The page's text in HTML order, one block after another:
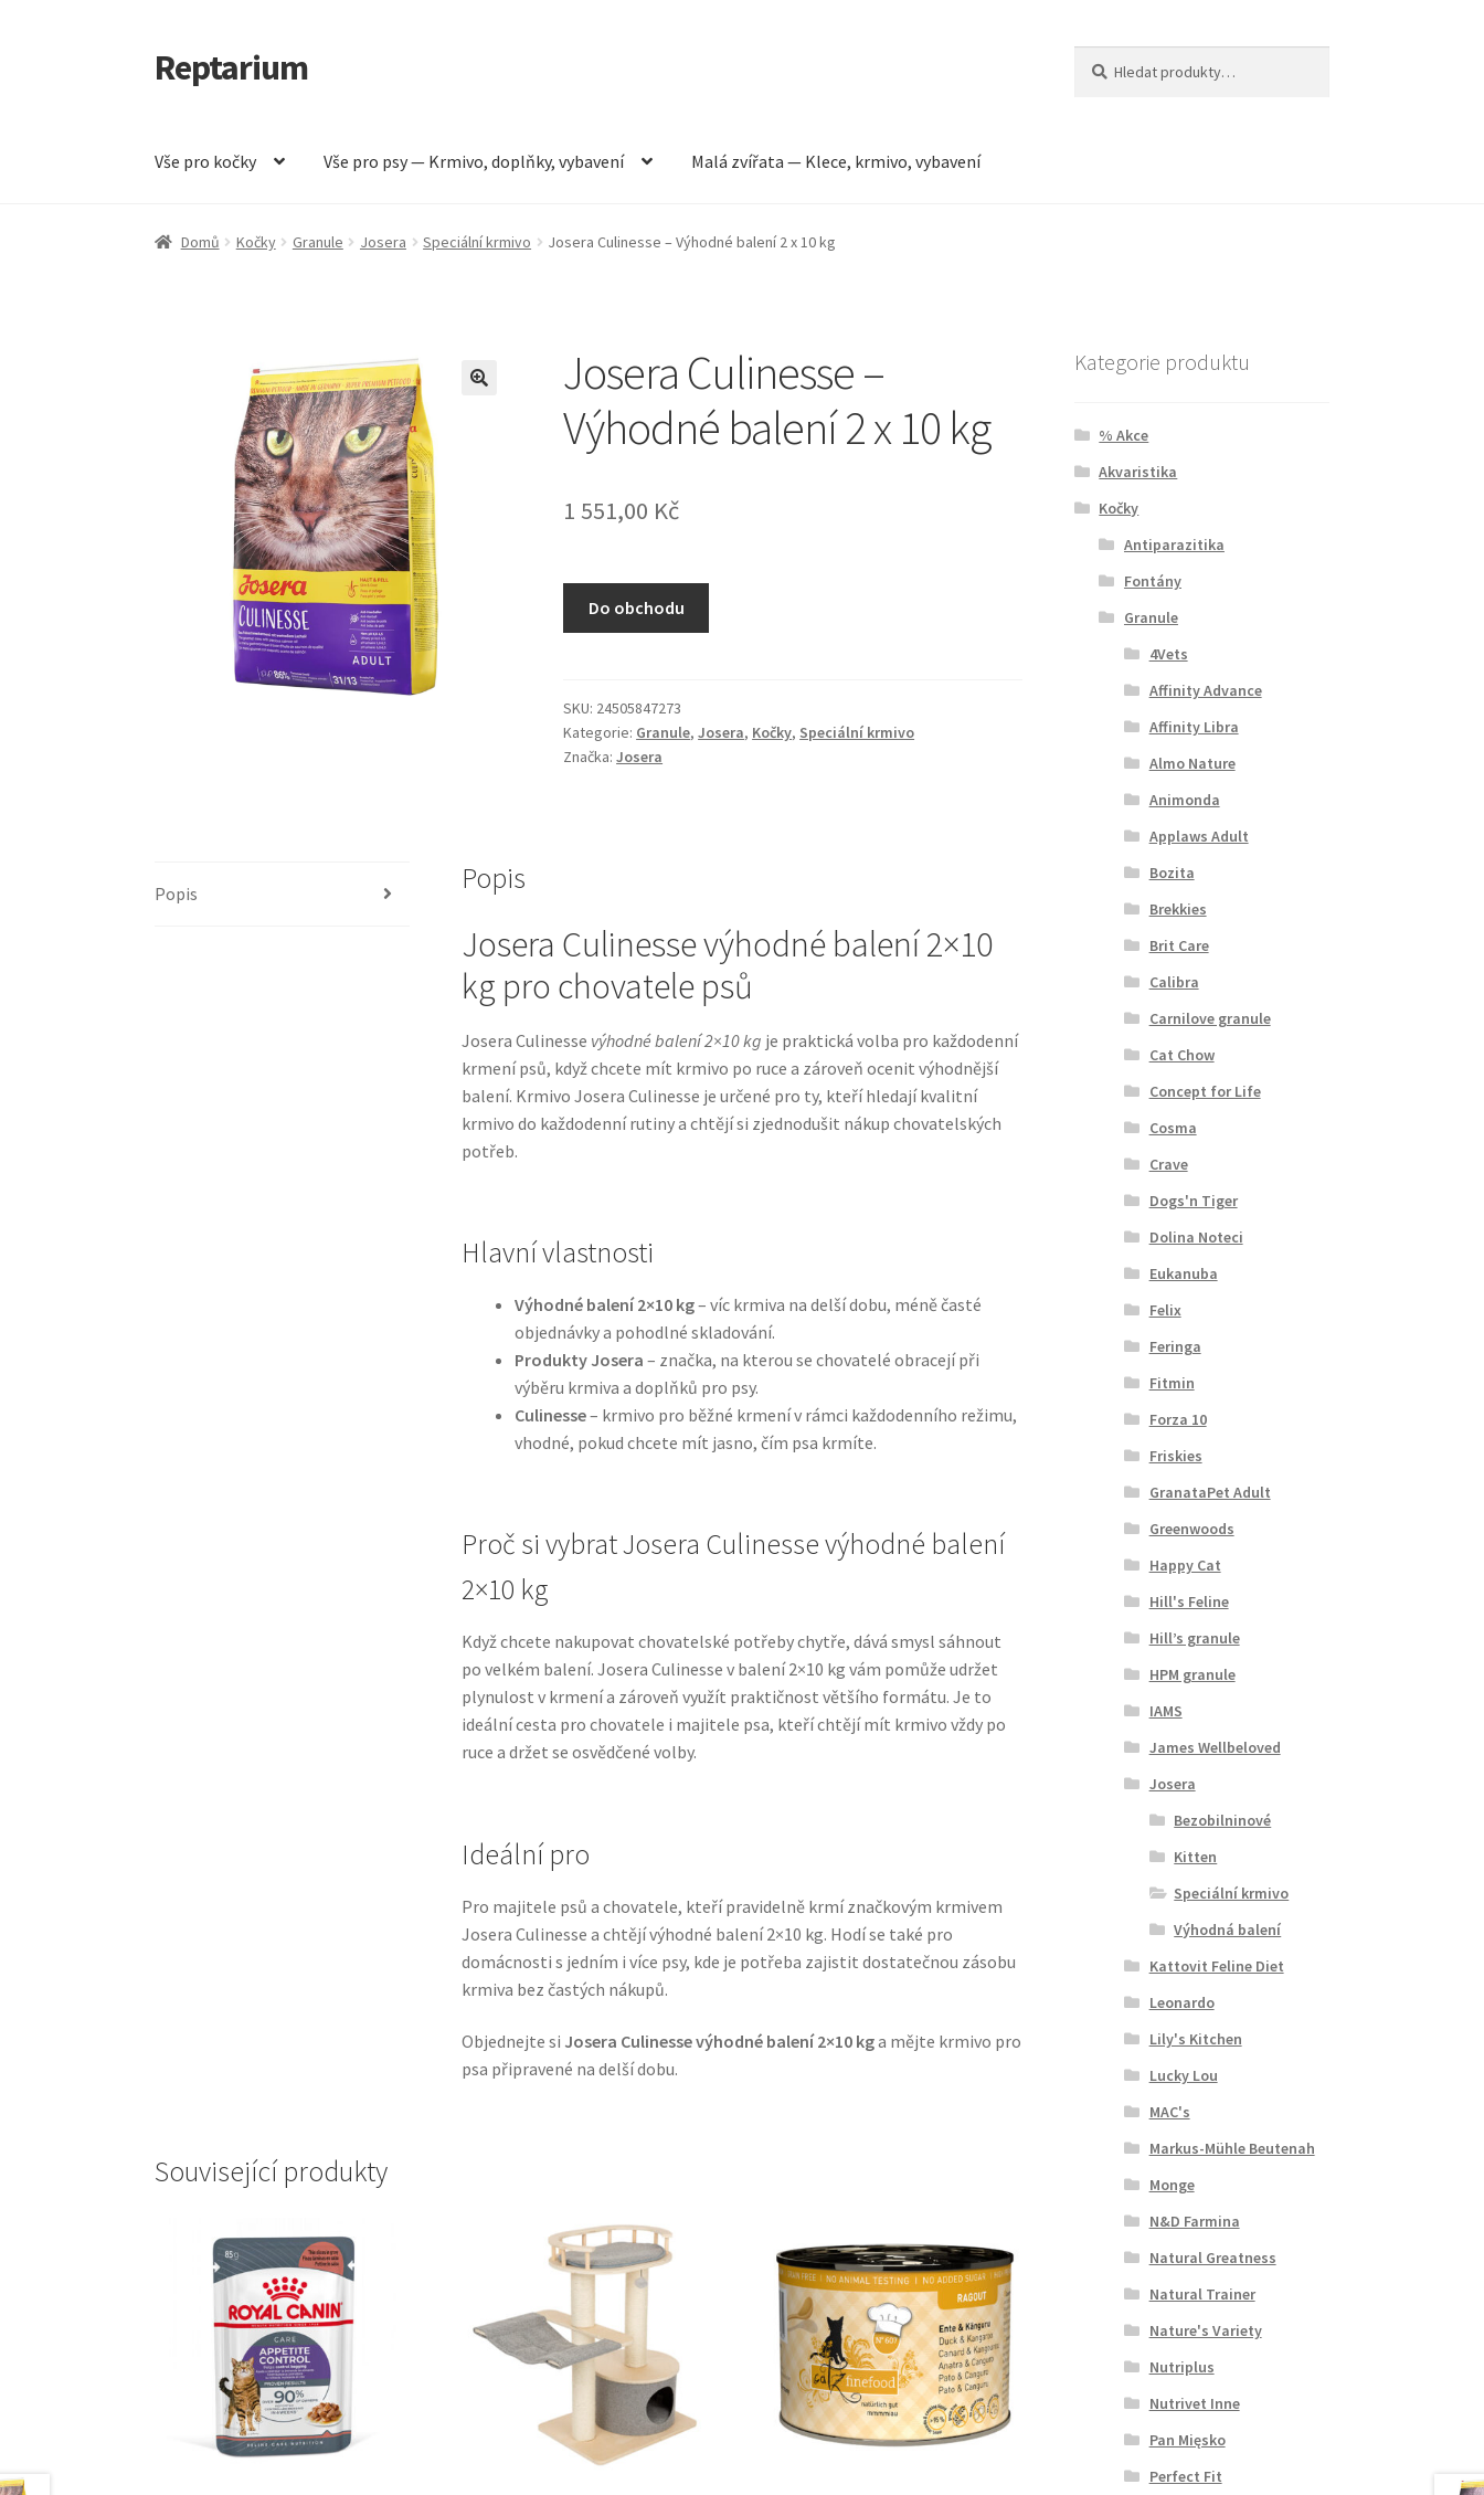
Přeskočit
na
Přejít
k
Reptarium
Vše pro kočky Vše pro psy — Krmivo, doplňky, vybavení Malá zvířata — Klece, krmivo, vybavení
Úvodní stránka Košík Malá zvířata — Klece, krmivo, vybavení Můj účet Obchod Pokladna Vše pro kočky
Domů Kočky Granule Josera Speciální krmivo Josera Culinesse – Výhodné balení 2 x 10 kg
Josera Culinesse –
Výhodné balení 2 x 10 kg
1 551,00 Kč
Do obchodu
SKU: 24505847273
Kategorie: Granule,Josera, Kočky, Speciální krmivo
Značka:Josera
Popis Popis
Josera Culinesse výhodné balení 2×10
kg pro chovatele psů
Josera Culinesse výhodné balení 2×10 kg je praktická volba pro každodenní
krmení psů, když chcete mít krmivo po ruce a zároveň ocenit výhodnější
balení. Krmivo Josera Culinesse je určené pro ty, kteří hledají kvalitní
krmivo do každodenní rutiny a chtějí si zjednodušit nákup chovatelských
potřeb.
Hlavní vlastnosti
Výhodné balení 2×10 kg– víc krmiva na delší dobu, méně časté
objednávky a pohodlné skladování.
Produkty Josera – značka, na kterou se chovatelé obracejí při
výběru krmiva a doplňků pro psy.
Culinesse– krmivo pro běžné krmení v rámci každodenního režimu,
vhodné, pokud chcete mít jasno, čím psa krmíte.
Proč si vybrat Josera Culinesse výhodné balení
2×10 kg
Když chcete nakupovat chovatelské potřeby chytře, dává smysl sáhnout
po velkém balení. Josera Culinesse v balení 2×10 kg vám pomůže udržet
plynulost v krmení a zároveň využít praktičnost většího formátu. Je to
ideální cesta pro chovatele i majitele psa, kteří chtějí mít krmivo vždy po
ruce a držet se osvědčené volby.
Ideální pro
Pro majitele psů a chovatele, kteří pravidelně krmí značkovým krmivem
Josera Culinesse a chtějí výhodné balení 2×10 kg. Hodí se také pro
domácnosti s jedním i více psy, kde je potřeba zajistit dostatečnou zásobu
krmiva bez častých nákupů.
Objednejte si Josera Culinesse výhodné balení 2×10 kga mějte krmivo pro
psa připravené na delší dobu.
Související produkty
Kategorie produktu
% Akce
Akvaristika
Kočky
Antiparazitika
Fontány
Granule
4Vets
Affinity Advance
Affinity Libra
Almo Nature
Animonda
Applaws Adult
Bozita
Brekkies
Brit Care
Calibra
Carnilove granule
Cat Chow
Concept for Life
Cosma
Crave
Dogs'n Tiger
Dolina Noteci
Eukanuba
Felix
Feringa
Fitmin
Forza 10
Friskies
GranataPet Adult
Greenwoods
Happy Cat
Hill's Feline
Hill’s granule
HPM granule
IAMS
James Wellbeloved
Josera
Bezobilninové
Kitten
Speciální krmivo
Výhodná balení
Kattovit Feline Diet
Leonardo
Lily's Kitchen
Lucky Lou
MAC's
Markus-Mühle Beutenah
Monge
N&D Farmina
Natural Greatness
Natural Trainer
Nature's Variety
Nutriplus
Nutrivet Inne
Pan Mięsko
Perfect Fit